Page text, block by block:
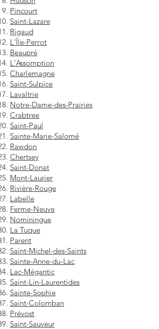
Pincourt
Saint-Lazare
Rigaud
L'Île-Perrot
Beaupré
L'Assomption
Charlemagne
Saint-Sulpice
Lavaltrie
Notre-Dame-des-Prairies
Crabtree
Saint-Paul
Sainte-Marie-Salomé
Rawdon
Chertsey
Saint-Donat
Mont-Laurier
Rivière-Rouge
Labelle
Ferme-Neuve
Nominingue
La Tuque
Parent
Saint-Michel-des-Saints
Sainte-Anne-du-Lac
Lac-Mégantic
Saint-Lin-Laurentides
Sainte-Sophie
Saint-Colomban
Prévost
Saint-Sauveur